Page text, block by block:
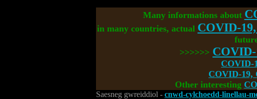
Many informations about
in many countries, actual COVID-
>>>>>>
COVID-
COVID-19,
Other interesting
Saesneg gwreiddiol - cnwd-cylchoedd-linellau-